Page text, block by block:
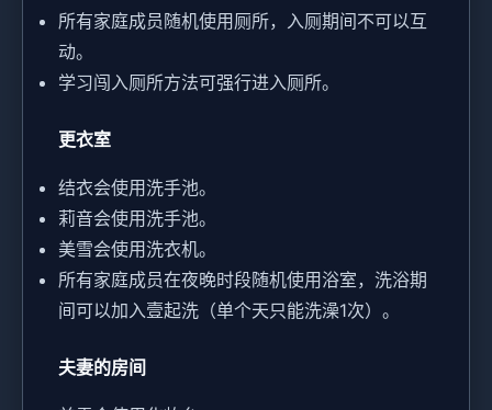
所有家庭成员随机使用厕所，入厕期间不可以互
动。
学习闯入厕所方法可强行进入厕所。
更衣室
结衣会使用洗手池。
莉音会使用洗手池。
美雪会使用洗衣机。
所有家庭成员在夜晚时段随机使用浴室，洗浴期
间可以加入壹起洗（单个天只能洗澡1次）。
夫妻的房间